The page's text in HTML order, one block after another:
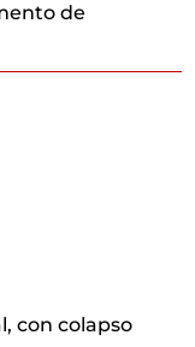
de
con colapso